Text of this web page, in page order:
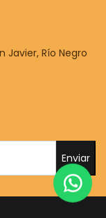
Javier, Río Negro
Enviar